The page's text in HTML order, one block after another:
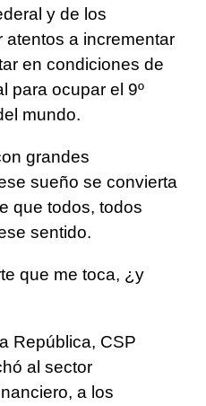
y de los
atentos a incrementar
en condiciones de
para ocupar el 9º
mundo.
grandes
sueño se convierta
que todos, todos
sentido.
que me toca, ¿y
República, CSP
al sector
a los